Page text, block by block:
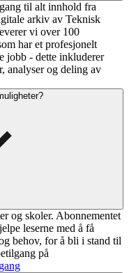
til alt innhold fra
arkiv av Teknisk
vi over 100
har et profesjonelt
jobb - dette inkluderer
analyser og deling av
og skoler. Abonnementet
leserne med å få
behov, for å bli i stand til
på